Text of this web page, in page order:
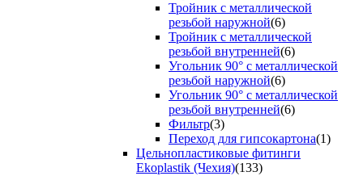
Тройник с металлической
резьбой наружной(6)
Тройник с металлической
резьбой внутренней(6)
Угольник 90° с металлической
резьбой наружной(6)
Угольник 90° с металлической
резьбой внутренней(6)
Фильтр(3)
Переход для гипсокартона(1)
Цельнопластиковые фитинги
Ekoplastik (Чехия)(133)